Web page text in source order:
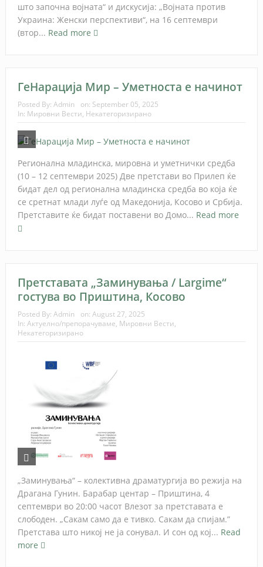
што започна војната“ и дискусија: „Војната против
Украина: Женски перспективи“, на 16 септември
(втор... Read more
ГеНарација Мир – Уметноста е начинот
Posted By: Admin on: September 05, 2025
In: Мировни Вести, Некатегоризирано
Регионална младинска, мировна и уметнички средба
(10 – 12 септември 2025) Две претстави во Прилеп ќе
бидат дел од регионална младинска средба во која ќе
се сретнат млади луѓе од Македонија, Косово и Србија.
Претставите ќе бидат поставени во Домо... Read more
Претставата „Заминувања / Largime“
гостува во Приштина, Косово
Posted By: Admin on: August 27, 2025
In: Актуелно/препорачуваме, Мировни Вести,
Некатегоризирано
„Заминувања“ – колективна драматургија во режија на
Драгана Гунин. Барабар центар – Приштина, 4
септември во 20:00 часот Влезот за претставата е
слободен. „Сакам само да е тивко. Сакам да спијам.”
Претстава што никој не ја сонувал. И сон од кој... Read
more